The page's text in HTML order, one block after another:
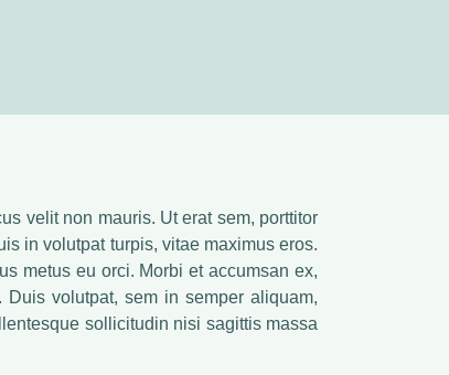
velit non mauris. Ut erat sem, porttitor
in volutpat turpis, vitae maximus eros.
metus eu orci. Morbi et accumsan ex,
volutpat, sem in semper aliquam,
sollicitudin nisi sagittis massa